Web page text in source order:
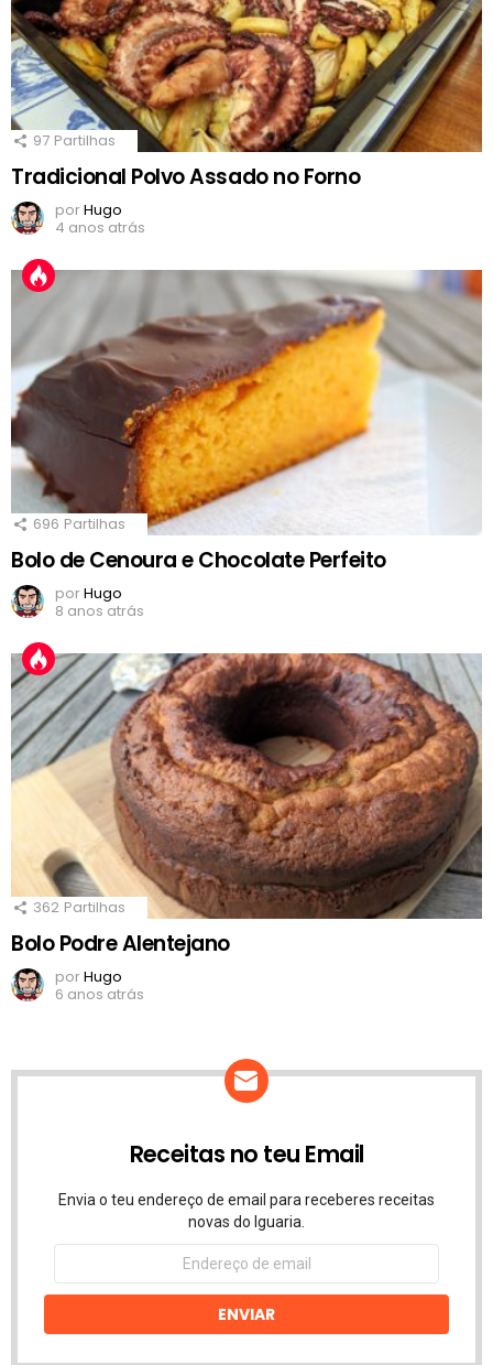
97 Partilhas
Tradicional Polvo Assado no Forno
porHugo
4 anos atrás
696 Partilhas
Bolo de Cenoura e Chocolate Perfeito
porHugo
8 anos atrás
362 Partilhas
Bolo Podre Alentejano
porHugo
6 anos atrás
Receitas no teu Email
Envia o teu endereço de email para receberes receitas
novas do Iguaria.
Endereço
email
ENVIAR